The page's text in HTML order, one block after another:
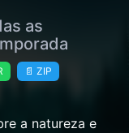
as
📄 ZIP
a natureza e